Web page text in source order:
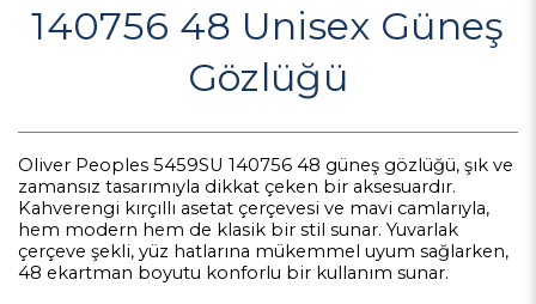
140756 48 Unisex Güneş
Gözlüğü
Oliver Peoples 5459SU 140756 48 güneş gözlüğü, şık ve
zamansız tasarımıyla dikkat çeken bir aksesuardır.
Kahverengi kırçıllı asetat çerçevesi ve mavi camlarıyla,
hem modern hem de klasik bir stil sunar. Yuvarlak
çerçeve şekli, yüz hatlarına mükemmel uyum sağlarken,
48 ekartman boyutu konforlu bir kullanım sunar.